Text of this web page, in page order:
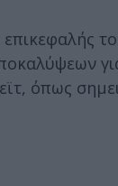
για
όπως